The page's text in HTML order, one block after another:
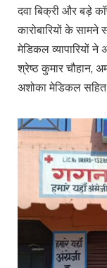
दवा बिक्री और बड़े
कारोबारियों के
मेडिकल व्यापारियों
श्रेष्ठ कुमार चौहान,
अशोका मेडिकल सहित